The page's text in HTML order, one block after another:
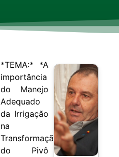
*TEMA:* *A
importância
do Manejo
Adequado
da Irrigação
na
Transformação
do Pivô